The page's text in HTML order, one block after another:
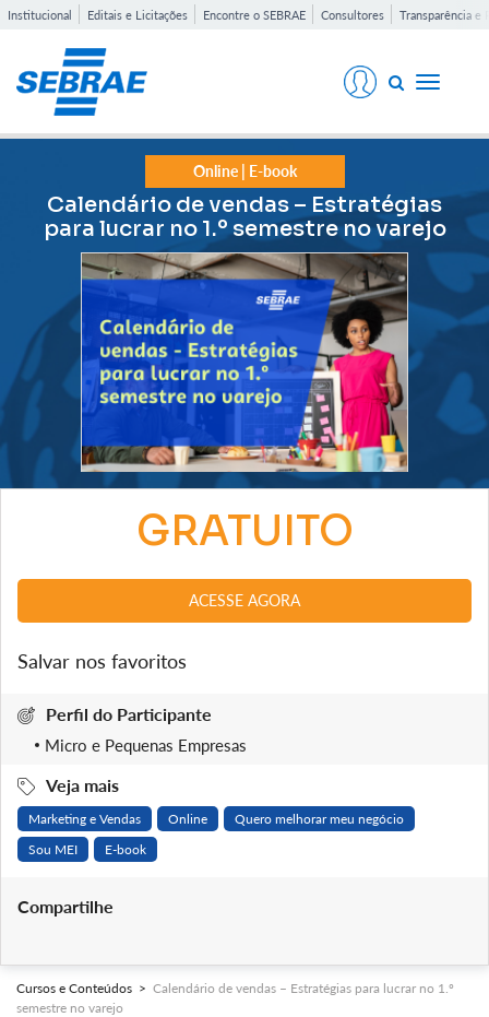
Institucional Editais e Licitações Encontre o SEBRAE Consultores Transparência e
Toggle
Online | E-book
Calendário de vendas – Estratégias
para lucrar no 1.º semestre no varejo
Cursos e Conteúdos > Calendário de vendas – Estratégias para lucrar no 1.º
semestre no varejo
GRATUITO
ACESSE AGORA
Salvar nos favoritos
Perfil do Participante
Micro e Pequenas Empresas
Veja mais
Marketing e Vendas Online
Quero melhorar meu negócio
Sou MEI
E-book
Compartilhe